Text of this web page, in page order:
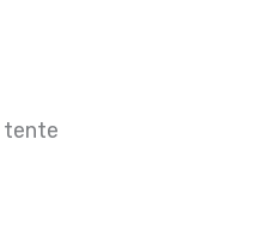
tente